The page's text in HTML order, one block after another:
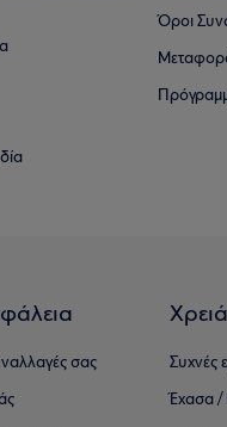
Όροι
σας Συχνές
Έχασα /